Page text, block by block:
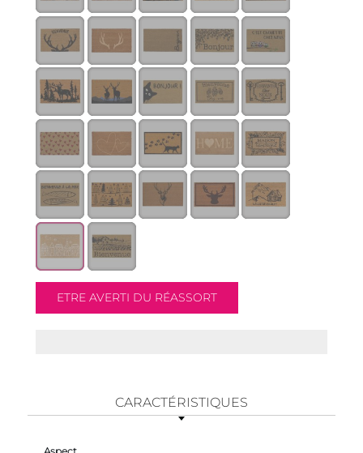
CARACTÉRISTIQUES